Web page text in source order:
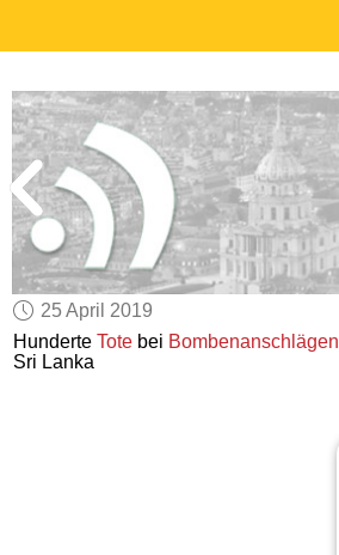
25 April 2019
HunderteTote bei Bombenanschlägen
Sri Lanka